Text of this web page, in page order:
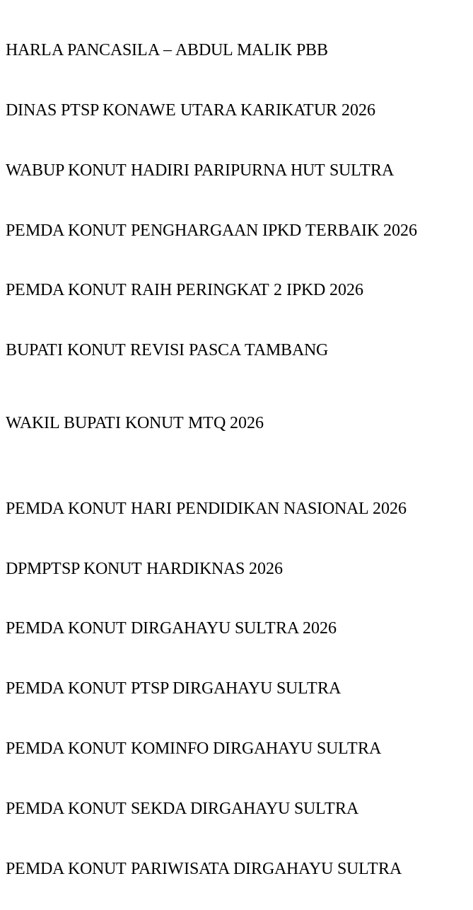
HARLA PANCASILA – ABDUL MALIK PBB
DINAS PTSP KONAWE UTARA KARIKATUR 2026
WABUP KONUT HADIRI PARIPURNA HUT SULTRA
PEMDA KONUT PENGHARGAAN IPKD TERBAIK 2026
PEMDA KONUT RAIH PERINGKAT 2 IPKD 2026
BUPATI KONUT REVISI PASCA TAMBANG
WAKIL BUPATI KONUT MTQ 2026
PEMDA KONUT HARI PENDIDIKAN NASIONAL 2026
DPMPTSP KONUT HARDIKNAS 2026
PEMDA KONUT DIRGAHAYU SULTRA 2026
PEMDA KONUT PTSP DIRGAHAYU SULTRA
PEMDA KONUT KOMINFO DIRGAHAYU SULTRA
PEMDA KONUT SEKDA DIRGAHAYU SULTRA
PEMDA KONUT PARIWISATA DIRGAHAYU SULTRA